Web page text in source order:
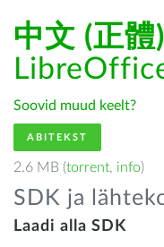
中文 (正體
Soovid muud keelt?
ABITEKST
2.6 MB (torrent, info)
SDK ja
Laadi alla SDK